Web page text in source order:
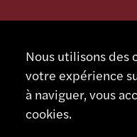
SCHAUBLIN
Rue Nomlieutant 1
CH - 2735 Bévilard
Nous utilisons des
votre expérience
à naviguer, vous
cookies.